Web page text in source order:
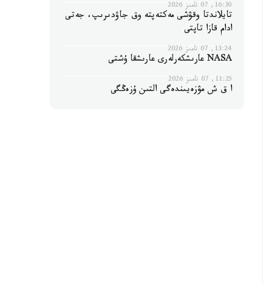
16:30, 07 تامىز 2026
تايلاندتا وقۋشى مەكتەپتە وق جاۋدىرىپ، جەتى
ادام قازا تاپتى
13:24, 07 تامىز 2026
NASA عارىشكەرلەرى عارىشقا ۇشتى
11:25, 07 تامىز 2026
ا ق ش مۋزەيىندەگى التىن ۇزەڭگى